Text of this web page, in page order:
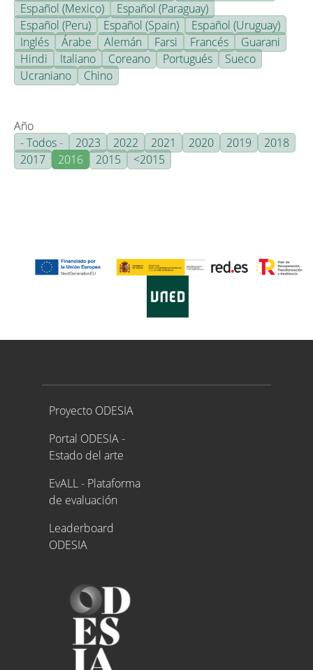
Español (Mexico)
Español (Paraguay)
Español (Peru)
Español (Spain)
Español (Uruguay)
Inglés
Árabe Alemán Farsi Francés
Guarani
Hindi
Italiano Coreano Portugués
Sueco
Ucraniano
Chino
Año
- Todos -
2023 2022 2021 2020 2019
2018
2017
2016 2015 <2015
Proyecto ODESIA
Proyecto ODESIA
Portal ODESIA -
Estado del arte
EvALL - Plataforma
de evaluación
Leaderboard
ODESIA